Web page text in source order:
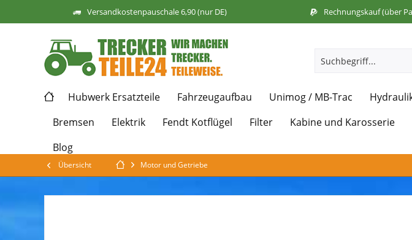
Versandkostenpauschale 6,90 (nur DE) Rechnungskauf (über
Hubwerk Ersatzteile Fahrzeugaufbau Unimog / MB-Trac
Bremsen
Elektrik Fendt Kotflügel Filter Kabine und Karosserie
Blog
Übersicht Motor und Getriebe